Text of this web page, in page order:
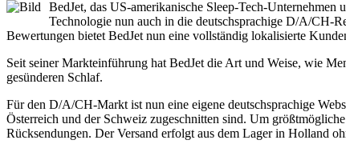
BedJet, das US-amerikanische Sleep-Tech-
Technologie nun auch in die deutschsprachige D/A/CH-
Bewertungen bietet BedJet nun eine vollständig lokalisierte
Seit seiner Markteinführung hat BedJet die Art und Weise, wie
gesünderen Schlaf.
Für den D/A/CH-Markt ist nun eine eigene deutschsprachige
Österreich und der Schweiz zugeschnitten sind. Um
Rücksendungen. Der Versand erfolgt aus dem Lager in Holland